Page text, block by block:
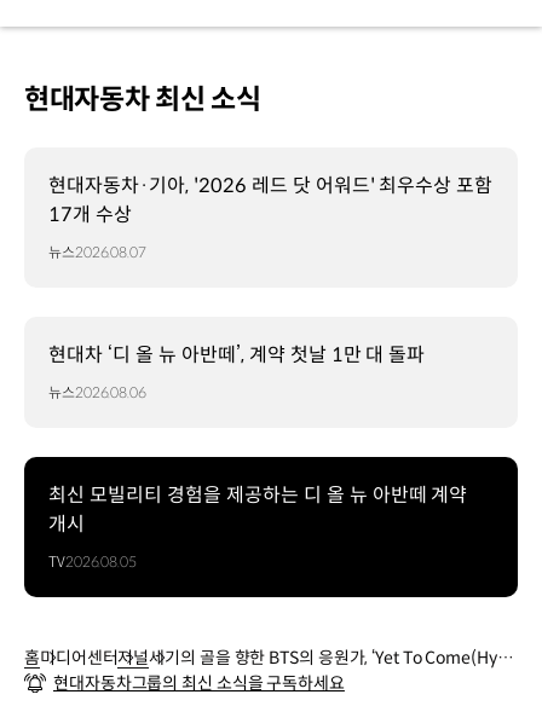
현대자동차 최신 소식
현대자동차·기아, '2026 레드 닷 어워드' 최우수상 포함
17개 수상
뉴스2026.08.07
현대차 ‘디 올 뉴 아반떼’, 계약 첫날 1만 대 돌파
뉴스2026.08.06
최신 모빌리티 경험을 제공하는 디 올 뉴 아반떼 계약
개시
TV2026.08.05
홈미디어센터저널세기의 골을 향한 BTS의 응원가, ‘Yet To Come(Hyu
ndai Ver.)’
현대자동차그룹의 최신 소식을 구독하세요